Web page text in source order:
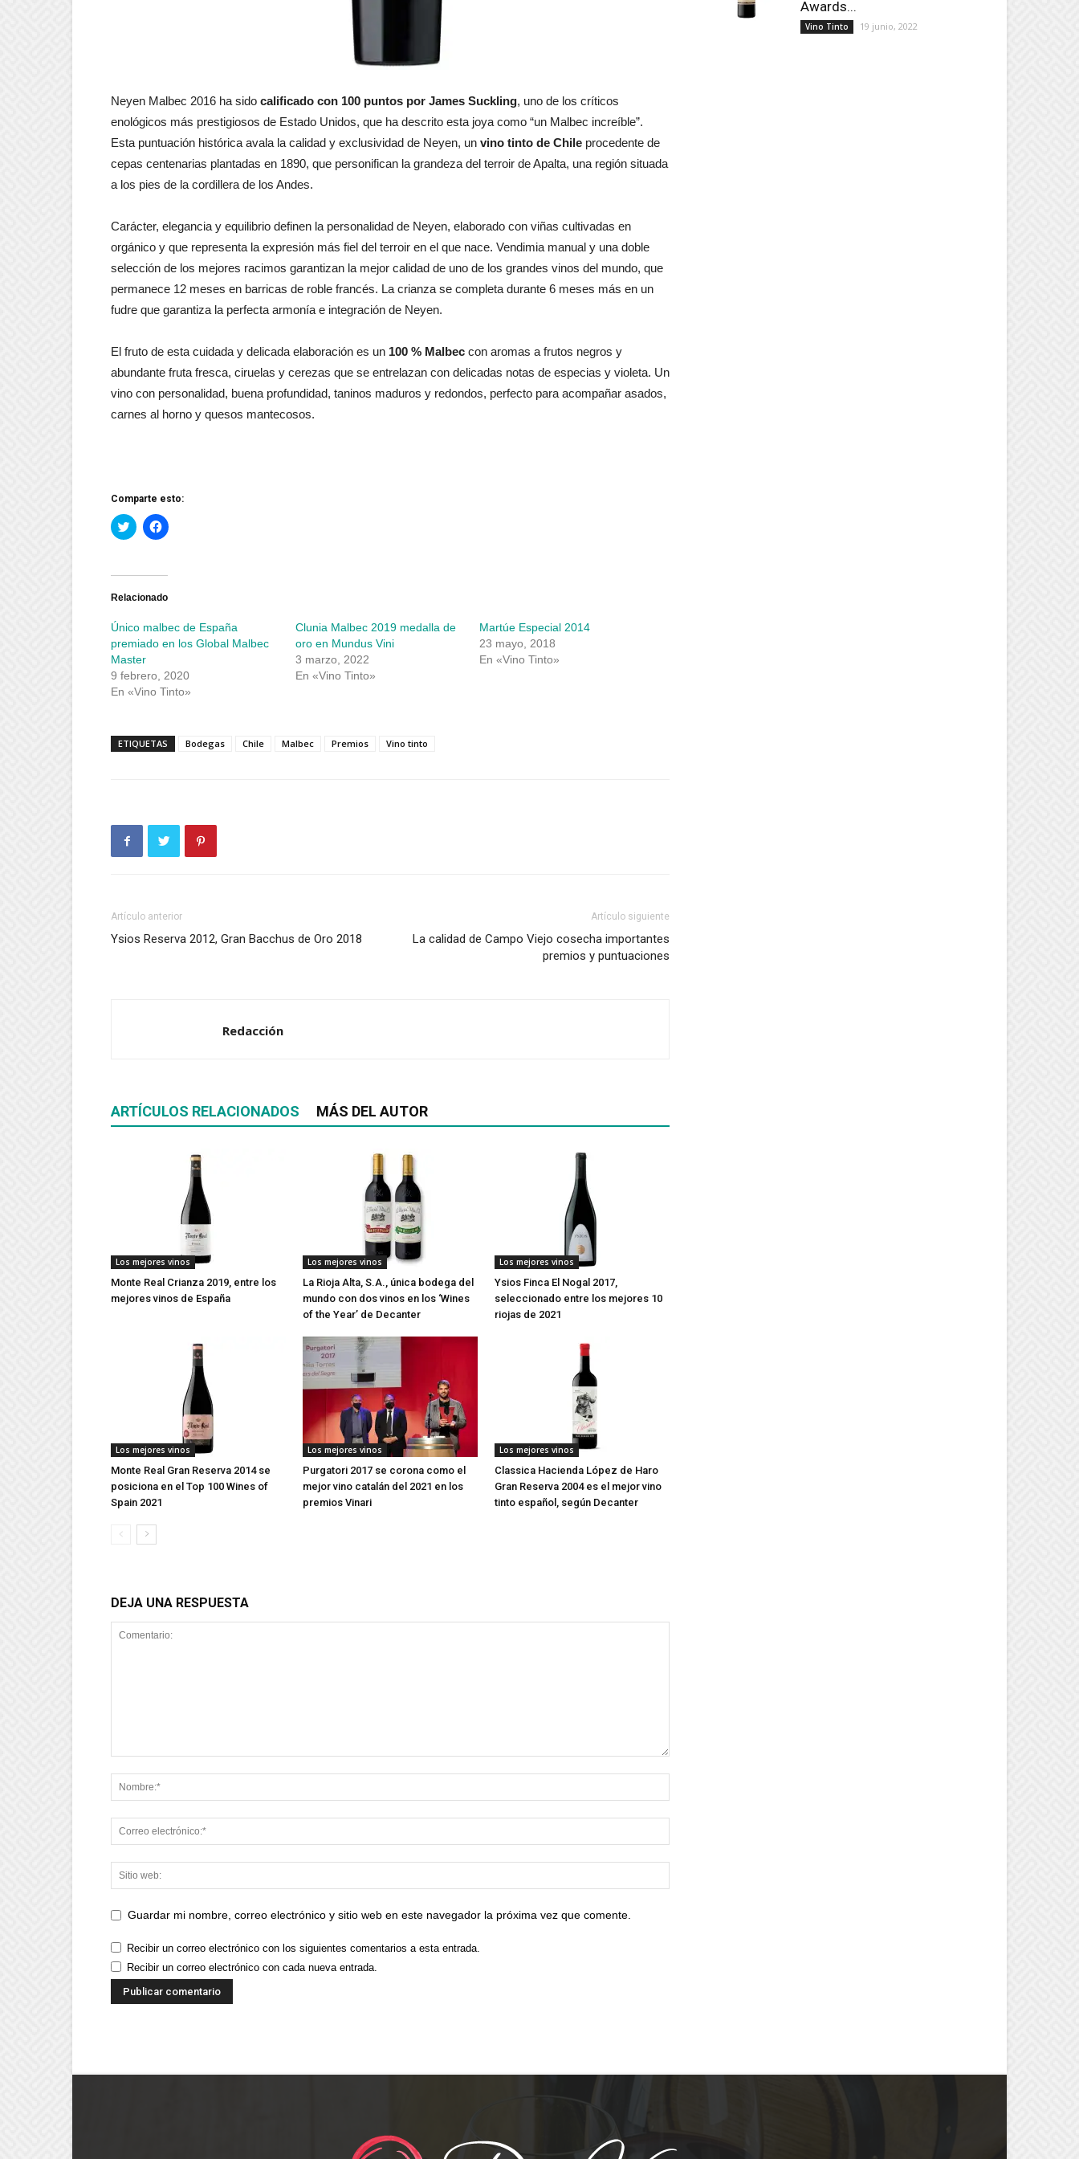
Neyen Malbec 2016 ha sido calificado con 100 puntos por James Suckling, uno de los críticos
enológicos más prestigiosos de Estado Unidos, que ha descrito esta joya como “un Malbec increíble”.
Esta puntuación histórica avala la calidad y exclusividad de Neyen, un vino tinto de Chile procedente de
cepas centenarias plantadas en 1890, que personifican la grandeza del terroir de Apalta, una región situada
a los pies de la cordillera de los Andes.
Carácter, elegancia y equilibrio definen la personalidad de Neyen, elaborado con viñas cultivadas en
orgánico y que representa la expresión más fiel del terroir en el que nace. Vendimia manual y una doble
selección de los mejores racimos garantizan la mejor calidad de uno de los grandes vinos del mundo, que
permanece 12 meses en barricas de roble francés. La crianza se completa durante 6 meses más en un
fudre que garantiza la perfecta armonía e integración de Neyen.
El fruto de esta cuidada y delicada elaboración es un 100 % Malbec con aromas a frutos negros y
abundante fruta fresca, ciruelas y cerezas que se entrelazan con delicadas notas de especias y violeta. Un
vino con personalidad, buena profundidad, taninos maduros y redondos, perfecto para acompañar asados,
carnes al horno y quesos mantecosos.
Comparte esto:
Haz
clic
Twitter
abre
ventana
nueva)
Haz
clic
Facebook
abre
ventana
nueva)
Relacionado
Único malbec de España
premiado en los Global Malbec
Master
9 febrero, 2020
En «Vino Tinto»
Clunia Malbec 2019 medalla de
oro en Mundus Vini
3 marzo, 2022
En «Vino Tinto»
Martúe Especial 2014
23 mayo, 2018
En «Vino Tinto»
ETIQUETAS Bodegas Chile Malbec Premios Vino tinto
Artículo anterior
Ysios Reserva 2012, Gran Bacchus de Oro 2018
Artículo siguiente
La calidad de Campo Viejo cosecha importantes
premios y puntuaciones
Redacción
ARTÍCULOS RELACIONADOS MÁS DEL AUTOR
Los mejores vinos
Monte Real Crianza 2019, entre los
mejores vinos de España
Los mejores vinos
La Rioja Alta, S.A., única bodega del
mundo con dos vinos en los ‘Wines
of the Year’ de Decanter
Los mejores vinos
Ysios Finca El Nogal 2017,
seleccionado entre los mejores 10
riojas de 2021
Los mejores vinos
Monte Real Gran Reserva 2014 se
posiciona en el Top 100 Wines of
Spain 2021
Los mejores vinos
Purgatori 2017 se corona como el
mejor vino catalán del 2021 en los
premios Vinari
Los mejores vinos
Classica Hacienda López de Haro
Gran Reserva 2004 es el mejor vino
tinto español, según Decanter
DEJA UNA RESPUESTA
Guardar mi nombre, correo electrónico y sitio web en este navegador la próxima vez que comente.
Recibir un correo electrónico con los siguientes comentarios a esta entrada.
Recibir un correo electrónico con cada nueva entrada.
Awards...
Vino Tinto 19 junio, 2022